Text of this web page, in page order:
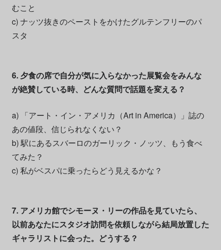
むこと
c) ナッツ抜きのペーストをかけたグルテンフリーのパ
スタ
6. 夕食の席で自分が気に入らなかった展覧会をみんな
が絶賛している時、どんな質問で話題を変える？
a) 「アート・イン・アメリカ（Art in America）」誌の
あの値段、信じられなくない？
b) 駅にあるスバーロのガーリック・ノッツ、もう食べ
てみた？
c) 私がベスパに乗ったらどう見えるかな？
7. アメリカ館でシモーヌ・リーの作品を見ていたら、
以前あなたにスタジオ訪問を依頼しながら結局放置した
ギャラリストに会った。どうする？